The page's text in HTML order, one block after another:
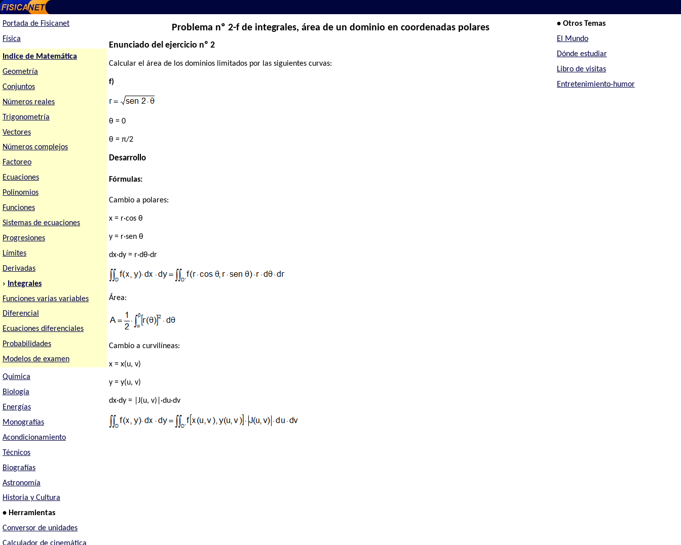
Portada de Fisicanet
Física
Indice de Matemática
Geometría
Conjuntos
Números reales
Trigonometría
Vectores
Números complejos
Factoreo
Ecuaciones
Polinomios
Funciones
Sistemas de ecuaciones
Progresiones
Límites
Derivadas
›
Integrales
Funciones varias variables
Diferencial
Ecuaciones diferenciales
Probabilidades
Modelos de examen
Química
Biología
Energías
Monografías
Acondicionamiento
Técnicos
Biografías
Astronomía
Historia y Cultura
• Herramientas
Conversor de unidades
Problema nº 2-f de integrales, área de un dominio en coordenadas polares
Enunciado del ejercicio nº 2
Calcular el área de los dominios limitados por las siguientes curvas:
f)
θ = 0
θ = π/2
Desarrollo
Fórmulas:
Cambio a polares:
x = r·cos θ
y = r·sen θ
dx·dy = r·dθ·dr
Área:
Cambio a curvilíneas:
x = x(u, v)
y = y(u, v)
dx·dy = |J(u, v)|·du·dv
• Otros Temas
El Mundo
Dónde estudiar
Libro de visitas
Entretenimiento-humor